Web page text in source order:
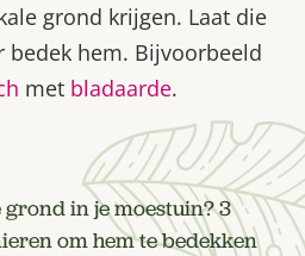
grond krijgen. Laat die
bedek hem. Bijvoorbeeld
met bladaarde.
grond in je moestuin? 3
om hem te bedekken